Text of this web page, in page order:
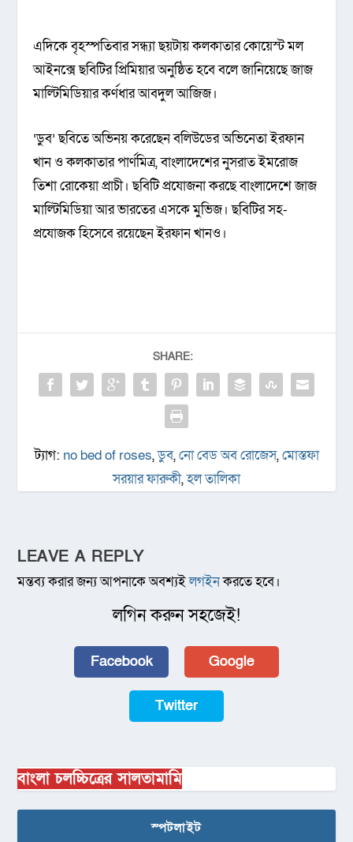
এদিকে বৃহস্পতিবার সন্ধ্যা ছয়টায় কলকাতার কোয়েস্ট মল
আইনক্সে ছবিটির প্রিমিয়ার অনুষ্ঠিত হবে বলে জানিয়েছে জাজ
মাল্টিমিডিয়ার কর্ণধার আবদুল আজিজ।
‘ডুব’ ছবিতে অভিনয় করেছেন বলিউডের অভিনেতা ইরফান
খান ও কলকাতার পার্ণমিত্র, বাংলাদেশের নুসরাত ইমরোজ
তিশা রোকেয়া প্রাচী। ছবিটি প্রযোজনা করছে বাংলাদেশে জাজ
মাল্টিমিডিয়া আর ভারতের এসকে মুভিজ। ছবিটির সহ-
প্রযোজক হিসেবে রয়েছেন ইরফান খানও।
SHARE:
ট্যাগ: no bed of roses,ডুব,নো বেড অব রোজেস,মোস্তফা
সরয়ার ফারুকী,হল তালিকা
LEAVE A REPLY
মন্তব্য করার জন্য আপনাকে অবশ্যইলগইনকরতে হবে।
লগিন করুন সহজেই!
Facebook Google
Twitter
বাংলা চলচ্চিত্রের সালতামামি
স্পটলাইট